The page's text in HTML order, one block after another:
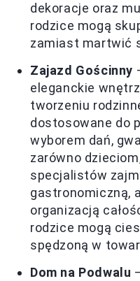
dekoracje oraz
rodzice mogą
zamiast martwić
Zajazd Gościnny
eleganckie
tworzeniu
dostosowane do
wyborem dań,
zarówno
specjalistów
gastronomiczną,
organizacją
rodzice mogą
spędzoną w
Dom na Podwalu